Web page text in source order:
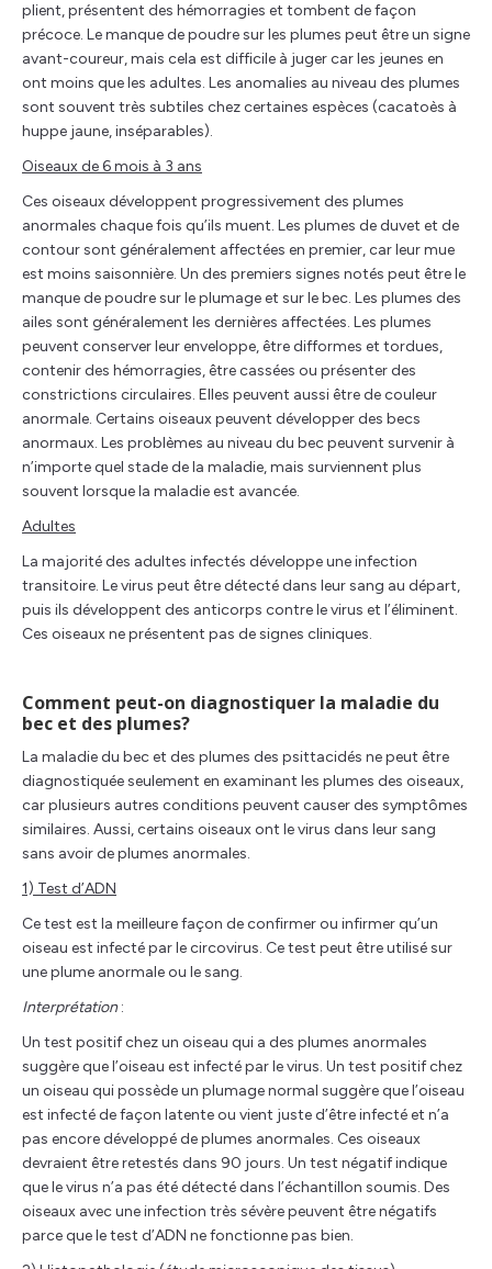
plient, présentent des hémorragies et tombent de façon
précoce. Le manque de poudre sur les plumes peut être un signe
avant-coureur, mais cela est difficile à juger car les jeunes en
ont moins que les adultes. Les anomalies au niveau des plumes
sont souvent très subtiles chez certaines espèces (cacatoès à
huppe jaune, inséparables).
Oiseaux de 6 mois à 3 ans
Ces oiseaux développent progressivement des plumes
anormales chaque fois qu’ils muent. Les plumes de duvet et de
contour sont généralement affectées en premier, car leur mue
est moins saisonnière. Un des premiers signes notés peut être le
manque de poudre sur le plumage et sur le bec. Les plumes des
ailes sont généralement les dernières affectées. Les plumes
peuvent conserver leur enveloppe, être difformes et tordues,
contenir des hémorragies, être cassées ou présenter des
constrictions circulaires. Elles peuvent aussi être de couleur
anormale. Certains oiseaux peuvent développer des becs
anormaux. Les problèmes au niveau du bec peuvent survenir à
n’importe quel stade de la maladie, mais surviennent plus
souvent lorsque la maladie est avancée.
Adultes
La majorité des adultes infectés développe une infection
transitoire. Le virus peut être détecté dans leur sang au départ,
puis ils développent des anticorps contre le virus et l’éliminent.
Ces oiseaux ne présentent pas de signes cliniques.
Comment peut-on diagnostiquer la maladie du
bec et des plumes?
La maladie du bec et des plumes des psittacidés ne peut être
diagnostiquée seulement en examinant les plumes des oiseaux,
car plusieurs autres conditions peuvent causer des symptômes
similaires. Aussi, certains oiseaux ont le virus dans leur sang
sans avoir de plumes anormales.
1) Test d’ADN
Ce test est la meilleure façon de confirmer ou infirmer qu’un
oiseau est infecté par le circovirus. Ce test peut être utilisé sur
une plume anormale ou le sang.
Interprétation:
Un test positif chez un oiseau qui a des plumes anormales
suggère que l’oiseau est infecté par le virus. Un test positif chez
un oiseau qui possède un plumage normal suggère que l’oiseau
est infecté de façon latente ou vient juste d’être infecté et n’a
pas encore développé de plumes anormales. Ces oiseaux
devraient être retestés dans 90 jours. Un test négatif indique
que le virus n’a pas été détecté dans l’échantillon soumis. Des
oiseaux avec une infection très sévère peuvent être négatifs
parce que le test d’ADN ne fonctionne pas bien.